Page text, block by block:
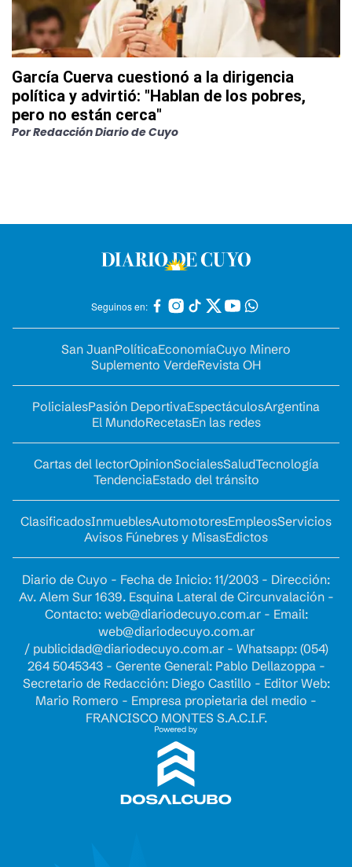
García Cuerva cuestionó a la dirigencia
política y advirtió: "Hablan de los pobres,
pero no están cerca"
PorRedacción Diario de Cuyo
Seguinos en:
San JuanPolíticaEconomíaCuyo Minero
Suplemento VerdeRevista OH
PolicialesPasión DeportivaEspectáculosArgentina
El MundoRecetasEn las redes
Cartas del lectorOpinionSocialesSaludTecnología
TendenciaEstado del tránsito
ClasificadosInmueblesAutomotoresEmpleosServicios
Avisos Fúnebres y MisasEdictos
Diario de Cuyo - Fecha de Inicio: 11/2003 - Dirección:
Av. Alem Sur 1639. Esquina Lateral de Circunvalación -
Contacto: web@diariodecuyo.com.ar- Email:
web@diariodecuyo.com.ar
/ publicidad@diariodecuyo.com.ar- Whatsapp: (054)
264 5045343 - Gerente General: Pablo Dellazoppa -
Secretario de Redacción: Diego Castillo - Editor Web:
Mario Romero - Empresa propietaria del medio -
FRANCISCO MONTES S.A.C.I.F.